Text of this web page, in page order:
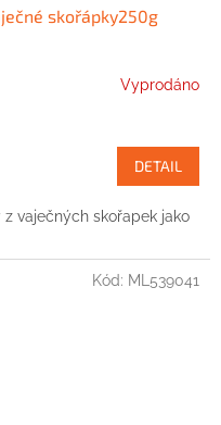
skořápky250g
Vyprodáno
DETAIL
vaječných skořapek jako
Kód: ML539041